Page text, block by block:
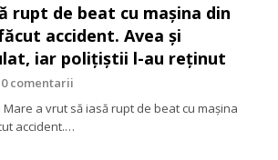
rupt de beat cu mașina din
accident. Avea și
iar polițiștii l-au reținut
0 comentarii
a vrut să iasă rupt de beat cu mașina
accident.…